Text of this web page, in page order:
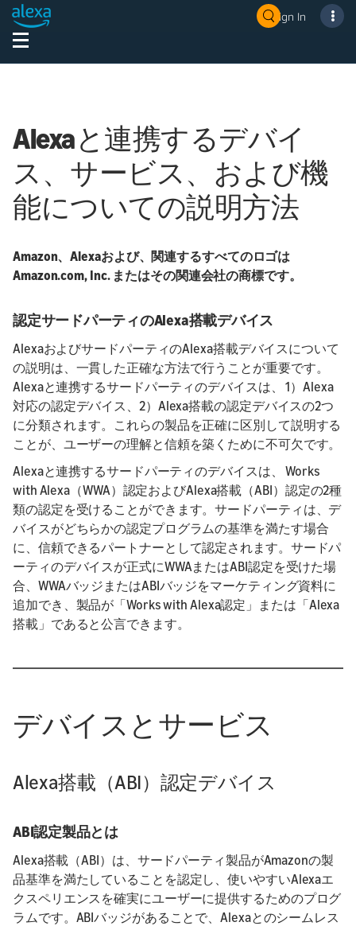
Sign In
Alexaと連携するデバイ
ス、サービス、および機
能についての説明方法
Amazon、Alexaおよび、関連するすべてのロゴは
Amazon.com, Inc. またはその関連会社の商標です。
認定サードパーティのAlexa搭載デバイス
AlexaおよびサードパーティのAlexa搭載デバイスについて
の説明は、一貫した正確な方法で行うことが重要です。
Alexaと連携するサードパーティのデバイスは、 1）Alexa
対応の認定デバイス、2）Alexa搭載の認定デバイスの2つ
に分類されます。これらの製品を正確に区別して説明する
ことが、ユーザーの理解と信頼を築くために不可欠です。
Alexaと連携するサードパーティのデバイスは、 Works
with Alexa（WWA）認定およびAlexa搭載（ABI）認定の2種
類の認定を受けることができます。サードパーティは、デ
バイスがどちらかの認定プログラムの基準を満たす場合
に、信頼できるパートナーとして認定されます。サードパ
ーティのデバイスが正式にWWAまたはABI認定を受けた場
合、WWAバッジまたはABIバッジをマーケティング資料に
追加でき、製品が「Works with Alexa認定」または「Alexa
搭載」であると公言できます。
デバイスとサービス
Alexa搭載（ABI）認定デバイス
ABI認定製品とは
Alexa搭載（ABI）は、サードパーティ製品がAmazonの製
品基準を満たしていることを認定し、使いやすいAlexaエ
クスペリエンスを確実にユーザーに提供するためのプログ
ラムです。ABIバッジがあることで、Alexaとのシームレス